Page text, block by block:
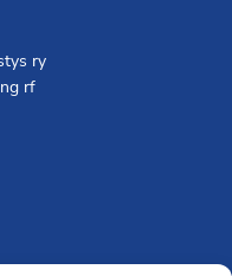
ry
rf